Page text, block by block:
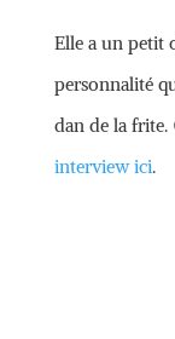
Elle a un petit
personnalité
dan de la
interview ici.